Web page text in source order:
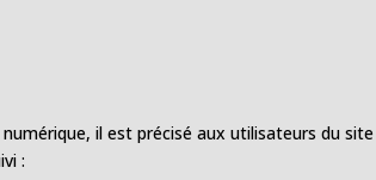
numérique, il est précisé aux utilisateurs du
: